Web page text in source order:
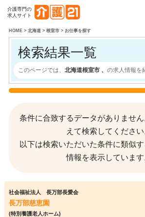
介護専門の
求人サイト
HOME> 北海道> 根室市> お仕事を探す
検索結果一覧
このページでは、 北海道根室市 、 の求人情報を
条件に合致するデータがありませ
えて検索してください
以下は検索いただいた条件に類似
情報を表示しています
社会福祉法人 長万部長愛会
長万部慈恵園
(特別養護老人ホーム)